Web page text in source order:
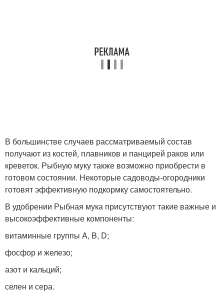
В большинстве случаев рассматриваемый состав
получают из костей, плавников и панцирей раков или
креветок. Рыбную муку также возможно приобрести в
готовом состоянии. Некоторые садоводы-огородники
готовят эффективную подкормку самостоятельно.
В удобрении Рыбная мука присутствуют такие важные и
высокоэффективные компоненты:
витаминные группы A, B, D;
фосфор и железо;
азот и кальций;
селен и сера.